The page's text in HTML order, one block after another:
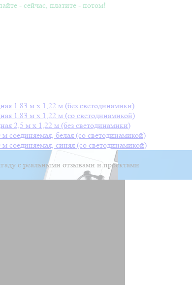
- сейчас, платите - потом!
1.83 м х 1,22 м (без светодинамики)
1.83 м х 1,22 м (со светодинамикой)
2,5 м х 1,22 м (без светодинамики)
белая (со светодинамикой)
синяя (со светодинамикой)
с реальными отзывами и проектами